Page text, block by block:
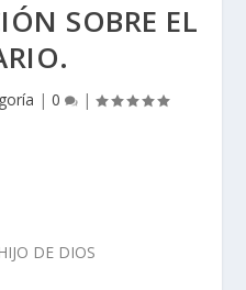
SOBRE EL
| 0 |
DE DIOS